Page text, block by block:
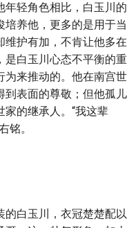
年轻角色相比，白玉川的
培养他，更多的是用于当
维护有加，不肯让他多在
是白玉川心态不平衡的重
为来推动的。他在南宫世
到表面的尊敬；但他孤儿
的继承人。“我这辈
铭。
的白玉川，衣冠楚楚配以